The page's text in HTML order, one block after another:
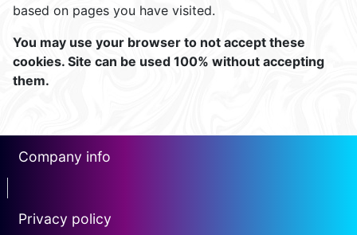
based on pages you have visited.
You may use your browser to not accept these
cookies. Site can be used 100% without accepting
them.
Company info
Privacy policy